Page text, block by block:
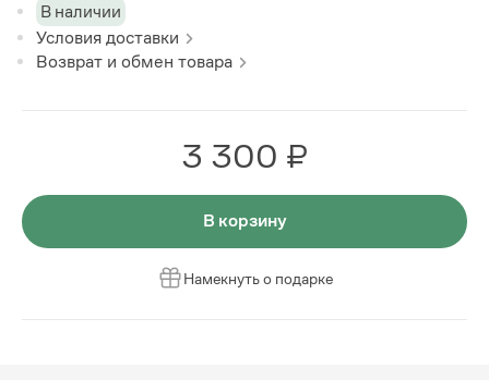
В наличии
Условия доставки
Возврат и обмен товара
3 300 ₽
В корзину
Намекнуть о подарке